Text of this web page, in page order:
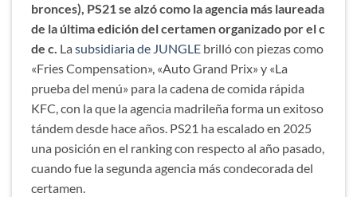
bronces), PS21 se alzó como la agencia más laureada
de la última edición del certamen organizado por el c
de c. La subsidiaria de JUNGLE brilló con piezas como
«Fries Compensation», «Auto Grand Prix» y «La
prueba del menú» para la cadena de comida rápida
KFC, con la que la agencia madrileña forma un exitoso
tándem desde hace años. PS21 ha escalado en 2025
una posición en el ranking con respecto al año pasado,
cuando fue la segunda agencia más condecorada del
certamen.